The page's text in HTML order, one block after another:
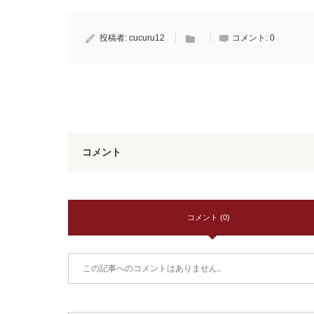
投稿者: cucuru12 コメント: 0
コメント
コメント (0)
この記事へのコメントはありません。